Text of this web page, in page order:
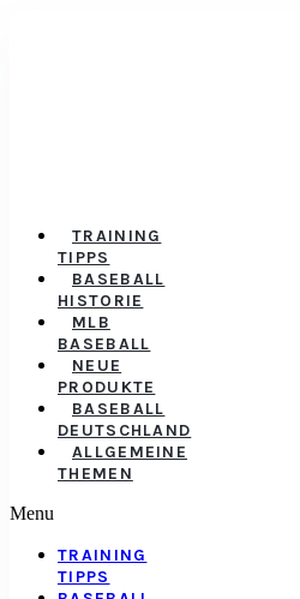
TRAINING
TIPPS
BASEBALL
HISTORIE
MLB
BASEBALL
NEUE
PRODUKTE
BASEBALL
DEUTSCHLAND
ALLGEMEINE
THEMEN
Menu
TRAINING
TIPPS